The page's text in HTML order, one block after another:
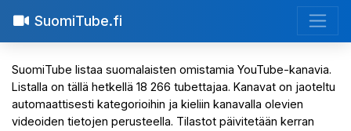
SuomiTube.fi
SuomiTube listaa suomalaisten omistamia YouTube-kanavia.
Listalla on tällä hetkellä 18 266 tubettajaa. Kanavat on jaoteltu
automaattisesti kategorioihin ja kieliin kanavalla olevien
videoiden tietojen perusteella. Tilastot päivitetään kerran